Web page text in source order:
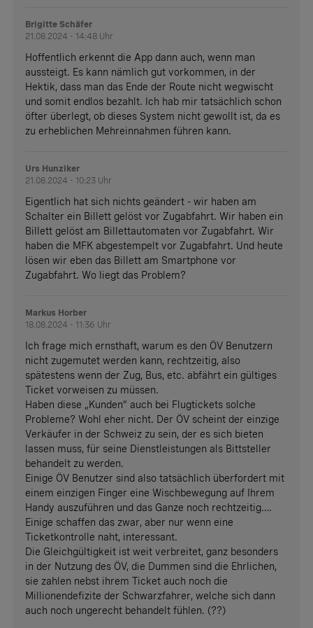
Brigitte Schäfer
21.08.2024 - 14:48 Uhr
Hoffentlich erkennt die App dann auch, wenn man
aussteigt. Es kann nämlich gut vorkommen, in der
Hektik, dass man das Ende der Route nicht wegwischt
und somit endlos bezahlt. Ich hab mir tatsächlich schon
öfter überlegt, ob dieses System nicht gewollt ist, da es
zu erheblichen Mehreinnahmen führen kann.
Urs Hunziker
21.08.2024 - 10:23 Uhr
Eigentlich hat sich nichts geändert - wir haben am
Schalter ein Billett gelöst vor Zugabfahrt. Wir haben ein
Billett gelöst am Billettautomaten vor Zugabfahrt. Wir
haben die MFK abgestempelt vor Zugabfahrt. Und heute
lösen wir eben das Billett am Smartphone vor
Zugabfahrt. Wo liegt das Problem?
Markus Horber
18.08.2024 - 11:36 Uhr
Ich frage mich ernsthaft, warum es den ÖV Benutzern
nicht zugemutet werden kann, rechtzeitig, also
spätestens wenn der Zug, Bus, etc. abfährt ein gültiges
Ticket vorweisen zu müssen.
Haben diese „Kunden“ auch bei Flugtickets solche
Probleme? Wohl eher nicht. Der ÖV scheint der einzige
Verkäufer in der Schweiz zu sein, der es sich bieten
lassen muss, für seine Dienstleistungen als Bittsteller
behandelt zu werden.
Einige ÖV Benutzer sind also tatsächlich überfordert mit
einem einzigen Finger eine Wischbewegung auf Ihrem
Handy auszuführen und das Ganze noch rechtzeitig….
Einige schaffen das zwar, aber nur wenn eine
Ticketkontrolle naht, interessant.
Die Gleichgültigkeit ist weit verbreitet, ganz besonders
in der Nutzung des ÖV, die Dummen sind die Ehrlichen,
sie zahlen nebst ihrem Ticket auch noch die
Millionendefizite der Schwarzfahrer, welche sich dann
auch noch ungerecht behandelt fühlen. (??)